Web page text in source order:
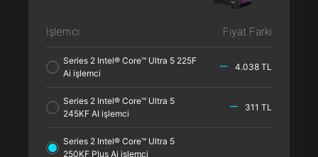
İşlemci Fiyat Farkı
Series 2 Intel® Core™ Ultra 5 225F
Ai işlemci
4.038 TL
Series 2 Intel® Core™ Ultra 5
245KF AI işlemci
311 TL
Series 2 Intel® Core™ Ultra 5
250KF Plus Ai işlemci